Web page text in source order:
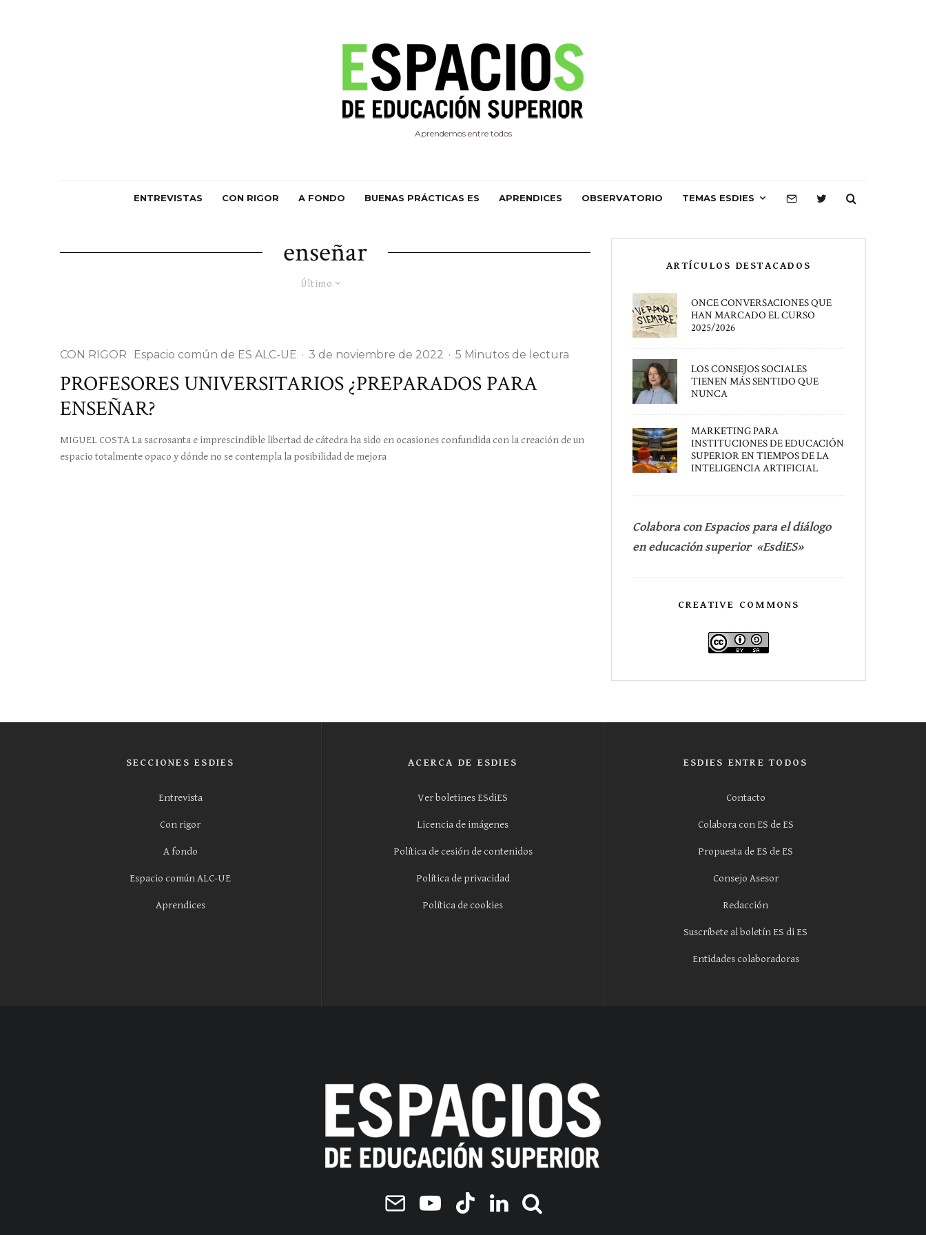
Aprendemos entre todos
ENTREVISTAS CON RIGOR A FONDO BUENAS PRÁCTICAS ES APRENDICES OBSERVATORIO TEMAS ESDIES
enseñar
Último
CON RIGOR Espacio común de ES ALC-UE · 3 de noviembre de 2022 · 5 Minutos de lectura
PROFESORES UNIVERSITARIOS ¿PREPARADOS PARA
ENSEÑAR?
MIGUEL COSTA La sacrosanta e imprescindible libertad de cátedra ha sido en ocasiones confundida con la creación de un
espacio totalmente opaco y dónde no se contempla la posibilidad de mejora
ARTÍCULOS DESTACADOS
ONCE CONVERSACIONES QUE
HAN MARCADO EL CURSO
2025/2026
LOS CONSEJOS SOCIALES
TIENEN MÁS SENTIDO QUE
NUNCA
MARKETING PARA
INSTITUCIONES DE EDUCACIÓN
SUPERIOR EN TIEMPOS DE LA
INTELIGENCIA ARTIFICIAL
Colabora con Espacios para el diálogo
en educación superior «EsdiES»
CREATIVE COMMONS
SECCIONES ESDIES
Entrevista
Con rigor
A fondo
Espacio común ALC-UE
Aprendices
ACERCA DE ESDIES
Ver boletines ESdiES
Licencia de imágenes
Política de cesión de contenidos
Política de privacidad
Política de cookies
ESDIES ENTRE TODOS
Contacto
Colabora con ES de ES
Propuesta de ES de ES
Consejo Asesor
Redacción
Suscríbete al boletín ES di ES
Entidades colaboradoras